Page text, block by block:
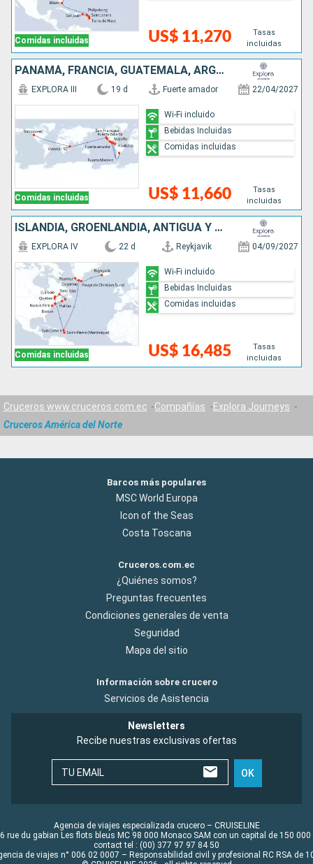
Comidas incluidas US$ 11,270
Tasas
incluidas
PANAMÁ, FRANCIA, GUATEMALA, ARGENTINA, MÉXICO, ESTADOS UNIDOS, SEYCHELLES, CANADÁ
Comidas incluidas
EXPLORA III 19 d Fuerte amador 22/04/2027
US$ 11,660
Tasas
incluidas
Wi-Fi incluido
Bebidas Incluidas
Comidas incluidas
ISLANDIA, GROENLANDIA, ANTIGUA Y BARBUDA, CANADÁ, ESTADOS UNIDOS
Comidas incluidas
EXPLORA IV 22 d Reykjavik 04/09/2027
US$ 16,485
Tasas
incluidas
Wi-Fi incluido
Bebidas Incluidas
Comidas incluidas
Cruceros www.cruceros.com.ec Compañías
Explora Journeys
Cruceros América del Norte
Barcos más populares
MSC World Europa
Icon of the Seas
Costa Toscana
Cruceros.com.ec
¿Quiénes somos?
Preguntas frecuentes
Condiciones generales de venta
Seguridad
Mapa del sitio
Información sobre crucero
Servicios de Asistencia
Newsletters
Recibe nuestras exclusivas ofertas
TU EMAIL OK
Agencia de viajes especializada crucero – CRUISELINE
rue du gabian Les flots bleus MC 98 000 Monaco SAM con un capital de 150 000
contact tel : (00) 377 97 97 84 50
de viajes n° 006 02 0007 – Responsabilidad civil y profesional RC RSA de